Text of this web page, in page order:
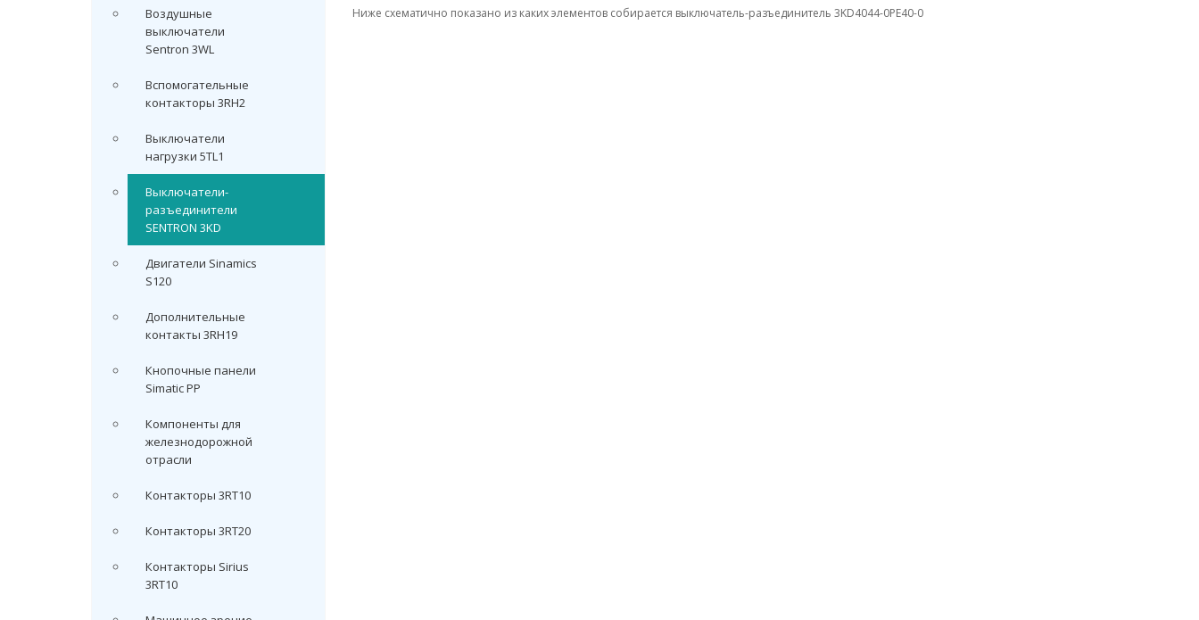
Воздушные
выключатели
Sentron 3WL
Вспомогательные
контакторы 3RH2
Выключатели
нагрузки 5TL1
Выключатели-
разъединители
SENTRON 3KD
Двигатели Sinamics
S120
Дополнительные
контакты 3RH19
Кнопочные панели
Simatic PP
Компоненты для
железнодорожной
отрасли
Контакторы 3RT10
Контакторы 3RT20
Контакторы Sirius
3RT10
Ниже схематично показано из каких элементов собирается выключатель-разъединитель 3KD4044-0PE40-0